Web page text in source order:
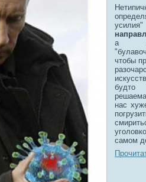
а
чтобы
будто
нас
самом